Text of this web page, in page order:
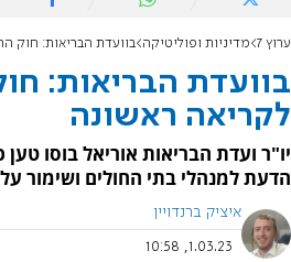
ערוץ 7 מדיניות ופוליטיקה בוועדת הבריאות: חוק
בוועדת הבריאות:
לקריאה ראשונה
יו"ר ועדת הבריאות אוריאל בוסו
הדעת למנהלי בתי החולים ושימור
איציק ברנדויין
1.03.23, 10:58